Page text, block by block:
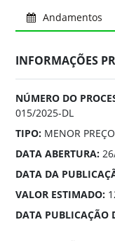
Andamentos
INFORMAÇÕES
NÚMERO DO
015/2025-DL
TIPO: MENOR PREÇO
DATA ABERTURA:
DATA DA
VALOR ESTIMADO:
DATA PUBLICAÇÃO